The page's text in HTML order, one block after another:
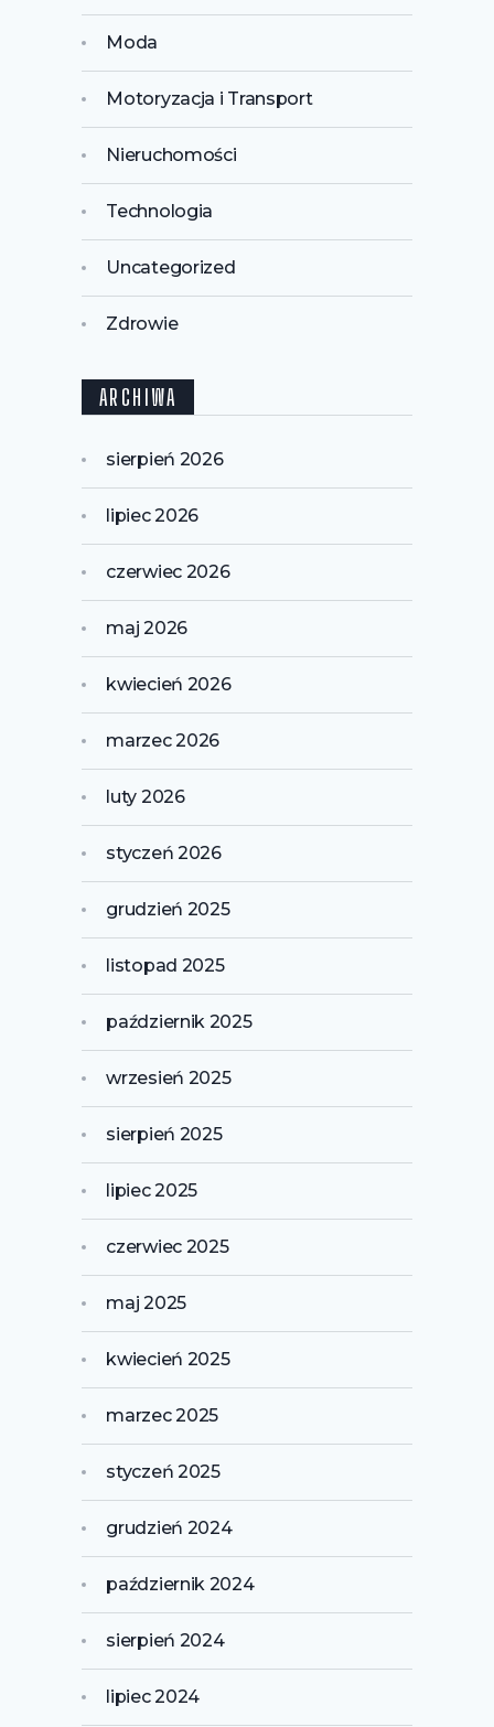
Moda
Motoryzacja i Transport
Nieruchomości
Technologia
Uncategorized
Zdrowie
ARCHIWA
sierpień 2026
lipiec 2026
czerwiec 2026
maj 2026
kwiecień 2026
marzec 2026
luty 2026
styczeń 2026
grudzień 2025
listopad 2025
październik 2025
wrzesień 2025
sierpień 2025
lipiec 2025
czerwiec 2025
maj 2025
kwiecień 2025
marzec 2025
styczeń 2025
grudzień 2024
październik 2024
sierpień 2024
lipiec 2024